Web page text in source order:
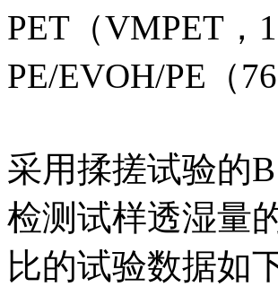
PET（VMPET，
PE/EVOH/PE（
采用揉搓试验的
检测试样透湿量
比的试验数据如